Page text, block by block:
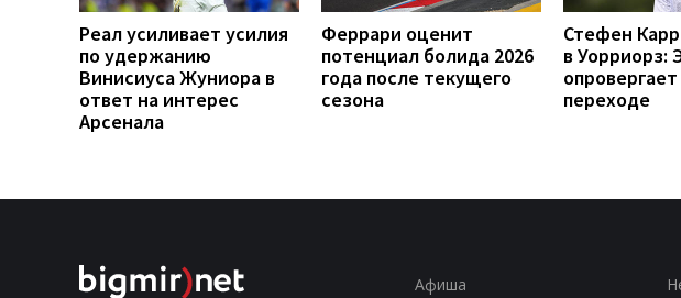
Реал усиливает усилия
по удержанию
Винисиуса Жуниора в
ответ на интерес
Арсенала
Феррари оценит
потенциал болида 2026
года после текущего
сезона
Стефен
в Уорриорз:
переходе
Афиша